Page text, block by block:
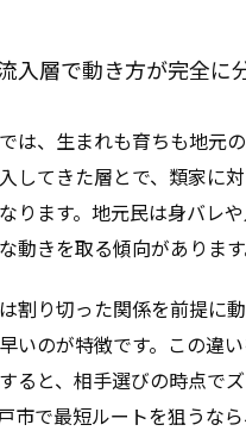
入層で動き方が完全に
は、生まれも育ちも地元
してきた層とで、類家に
ります。地元民は身バレ
動きを取る傾向があります
割り切った関係を前提に
いのが特徴です。この違
ると、相手選びの時点で
市で最短ルートを狙うな